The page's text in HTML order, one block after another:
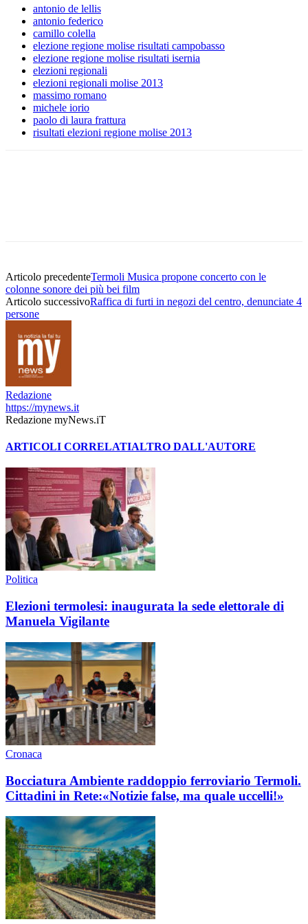
antonio de lellis
antonio federico
camillo colella
elezione regione molise risultati campobasso
elezione regione molise risultati isernia
elezioni regionali
elezioni regionali molise 2013
massimo romano
michele iorio
paolo di laura frattura
risultati elezioni regione molise 2013
Articolo precedenteTermoli Musica propone concerto con le
colonne sonore dei più bei film
Articolo successivoRaffica di furti in negozi del centro, denunciate 4
persone
Redazione
https://mynews.it
Redazione myNews.iT
ARTICOLI CORRELATIALTRO DALL'AUTORE
Politica
Elezioni termolesi: inaugurata la sede elettorale di
Manuela Vigilante
Cronaca
Bocciatura Ambiente raddoppio ferroviario Termoli.
Cittadini in Rete:«Notizie false, ma quale uccelli!»